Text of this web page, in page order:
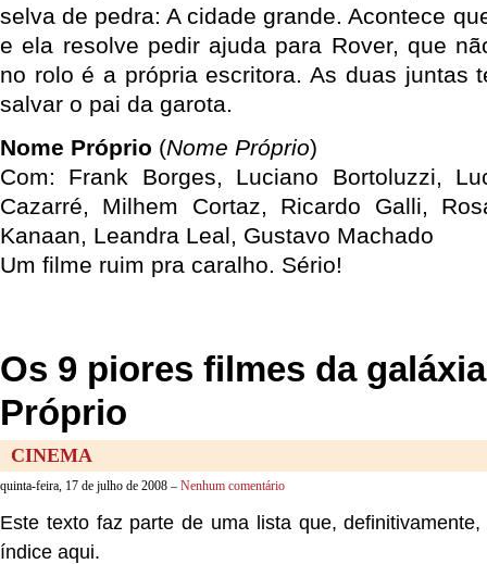
selva de pedra: A cidade grande. Acontece
e ela resolve pedir ajuda para Rover, que
no rolo é a própria escritora. As duas juntas
salvar o pai da garota.
Nome Próprio (Nome Próprio)
Com: Frank Borges, Luciano Bortoluzzi,
Cazarré, Milhem Cortaz, Ricardo Galli,
Kanaan, Leandra Leal, Gustavo Machado
Um filme ruim pra caralho. Sério!
Os 9 piores filmes da
Próprio
CINEMA
quinta-feira, 17 de julho de 2008 – Nenhum comentário
Este texto faz parte de uma lista que,
índice aqui.